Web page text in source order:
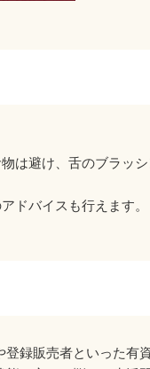
は避け、舌のブラッ
ドバイスも行えます。
登録販売者といった有